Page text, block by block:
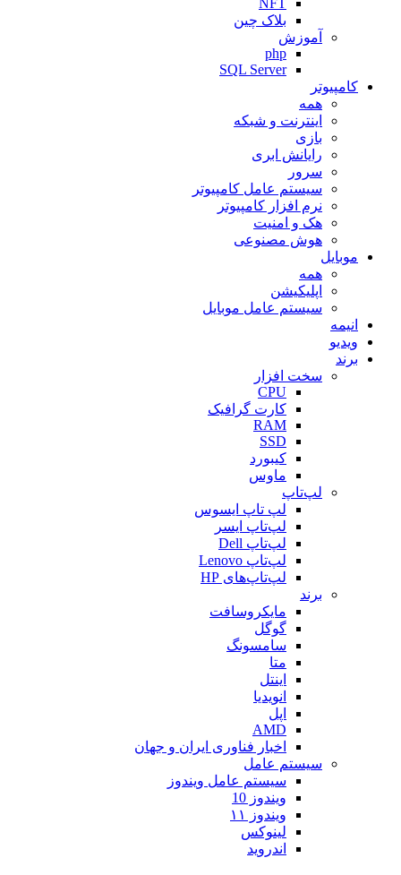
NFT
بلاک چین
آموزش
php
SQL Server
کامپیوتر
همه
اینترنت و شبکه
بازی
رایانش ابری
سرور
سیستم عامل کامپیوتر
نرم افزار کامپیوتر
هک و امنیت
هوش مصنوعی
موبایل
همه
اپلیکیشن
سیستم عامل موبایل
انیمه
ویدیو
برند
سخت افزار
CPU
کارت گرافیک
RAM
SSD
کیبورد
ماوس
لپ‌تاپ
لپ تاپ ایسوس
لپ‌تاپ ایسر
لپ‌تاپ Dell
لپ‌تاپ Lenovo
لپ‌تاپ‌های HP
برند
مایکروسافت
گوگل
سامسونگ
متا
اینتل
انویدیا
اپل
AMD
اخبار فناوری ایران و جهان
سیستم عامل
سیستم عامل ویندوز
ویندوز 10
ویندوز ۱۱
لینوکس
اندروید